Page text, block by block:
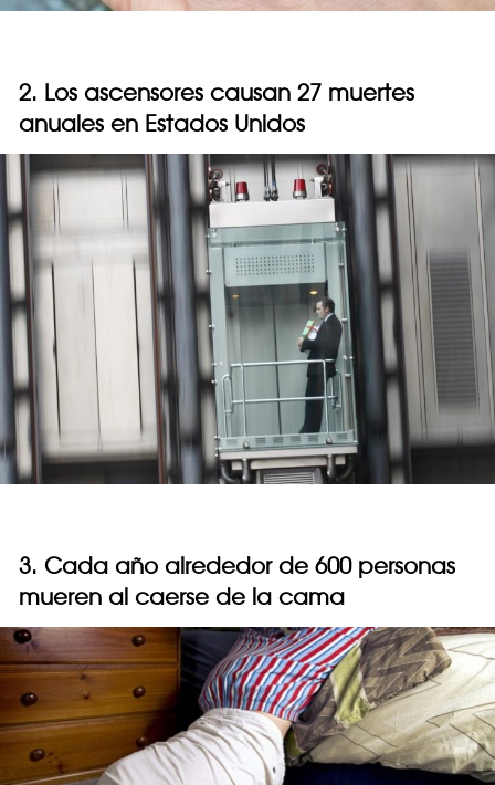
2. Los ascensores causan 27 muertes
anuales en Estados Unidos
3. Cada año alrededor de 600 personas
mueren al caerse de la cama